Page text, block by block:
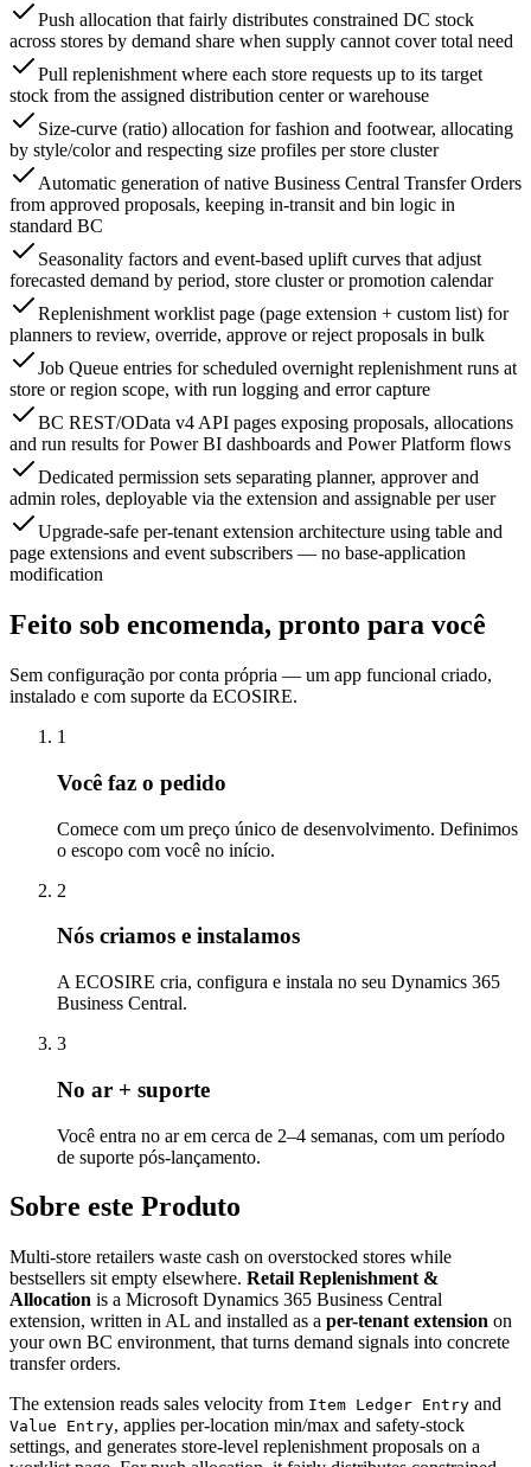
Push allocation that fairly distributes constrained DC stock
across stores by demand share when supply cannot cover total need
Pull replenishment where each store requests up to its target
stock from the assigned distribution center or warehouse
Size-curve (ratio) allocation for fashion and footwear, allocating
by style/color and respecting size profiles per store cluster
Automatic generation of native Business Central Transfer Orders
from approved proposals, keeping in-transit and bin logic in
standard BC
Seasonality factors and event-based uplift curves that adjust
forecasted demand by period, store cluster or promotion calendar
Replenishment worklist page (page extension + custom list) for
planners to review, override, approve or reject proposals in bulk
Job Queue entries for scheduled overnight replenishment runs at
store or region scope, with run logging and error capture
BC REST/OData v4 API pages exposing proposals, allocations
and run results for Power BI dashboards and Power Platform flows
Dedicated permission sets separating planner, approver and
admin roles, deployable via the extension and assignable per user
Upgrade-safe per-tenant extension architecture using table and
page extensions and event subscribers — no base-application
modification
Feito sob encomenda, pronto para você
Sem configuração por conta própria — um app funcional criado,
instalado e com suporte da ECOSIRE.
1
Você faz o pedido
Comece com um preço único de desenvolvimento. Definimos
o escopo com você no início.
2
Nós criamos e instalamos
A ECOSIRE cria, configura e instala no seu Dynamics 365
Business Central.
3
No ar + suporte
Você entra no ar em cerca de 2–4 semanas, com um período
de suporte pós-lançamento.
Sobre este Produto
Multi-store retailers waste cash on overstocked stores while
bestsellers sit empty elsewhere. Retail Replenishment &
Allocation is a Microsoft Dynamics 365 Business Central
extension, written in AL and installed as a per-tenant extension on
your own BC environment, that turns demand signals into concrete
transfer orders.
The extension reads sales velocity from Item Ledger Entry and
Value Entry, applies per-location min/max and safety-stock
settings, and generates store-level replenishment proposals on a